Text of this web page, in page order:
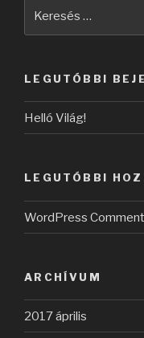
LEGUTÓBBI
Helló Világ!
LEGUTÓBBI
WordPress
ARCHÍVUM
2017 április